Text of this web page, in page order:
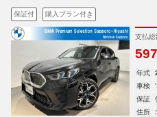
保証付 購入プラン付き
支払総
597
年式
車検
保証
住所